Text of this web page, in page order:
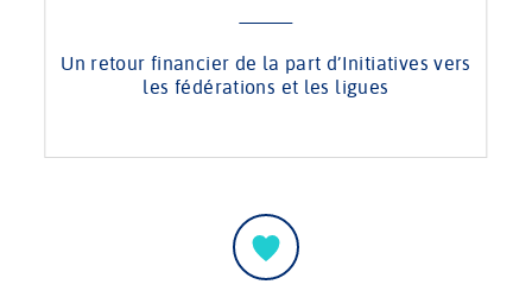
Un retour financier de la part d’Initiatives vers
les fédérations et les ligues